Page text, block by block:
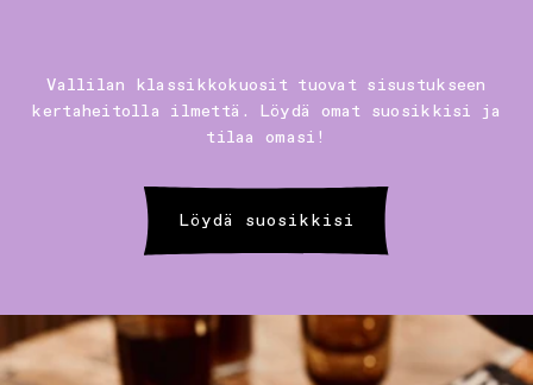
Vallilan klassikkokuosit tuovat sisustukseen
kertaheitolla ilmettä. Löydä omat suosikkisi ja
tilaa omasi!
Löydä suosikkisi